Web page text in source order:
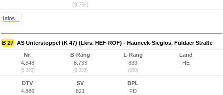
(9,7%)
Infos...
B 27 AS Unterstoppel (K 47) (Lkrs. HEF-ROF) - Hauneck-Sieglos, Fuldaer Straße
Nr.
4.848
(5.393)
B-Rang
8.733
(6.333)
L-Rang
839
(820)
Land
HE
DTV
4.886
SV
821
BPL
FD